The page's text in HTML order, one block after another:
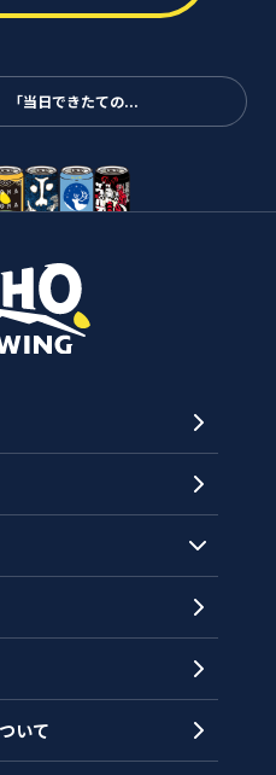
「当日できたての...
いて